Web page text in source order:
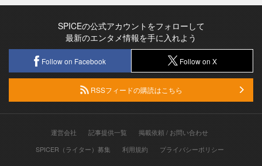
SPICEの公式アカウントをフォローして
最新のエンタメ情報を手に入れよう
Follow on Facebook Follow on X
RSSフィードの購読はこちら
運営会社 記事提供一覧
掲載依頼 / お問い合わせ
SPICER（ライター）募集
利用規約 プライバシーポリシー